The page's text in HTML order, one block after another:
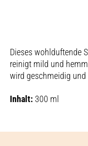
Dieses wohlduftende
reinigt mild und
wird geschmeidig
Inhalt: 300 ml